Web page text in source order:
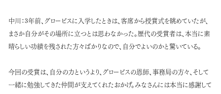
中川：3年前、グロービスに入学したときは、客席から授賞式を眺めていたが、
まさか自分がその場所に立つとは思わなかった。歴代の受賞者は、本当に素
晴らしい功績を残された方々ばかりなので、自分でよいのかと驚いている。
今回の受賞は、自分の力というより、グロービスの恩師、事務局の方々、そして
一緒に勉強してきた仲間が支えてくれたおかげ。みなさんには本当に感謝して